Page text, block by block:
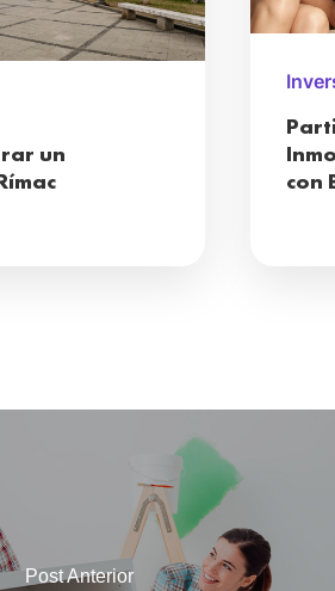
un
con
Post Anterior